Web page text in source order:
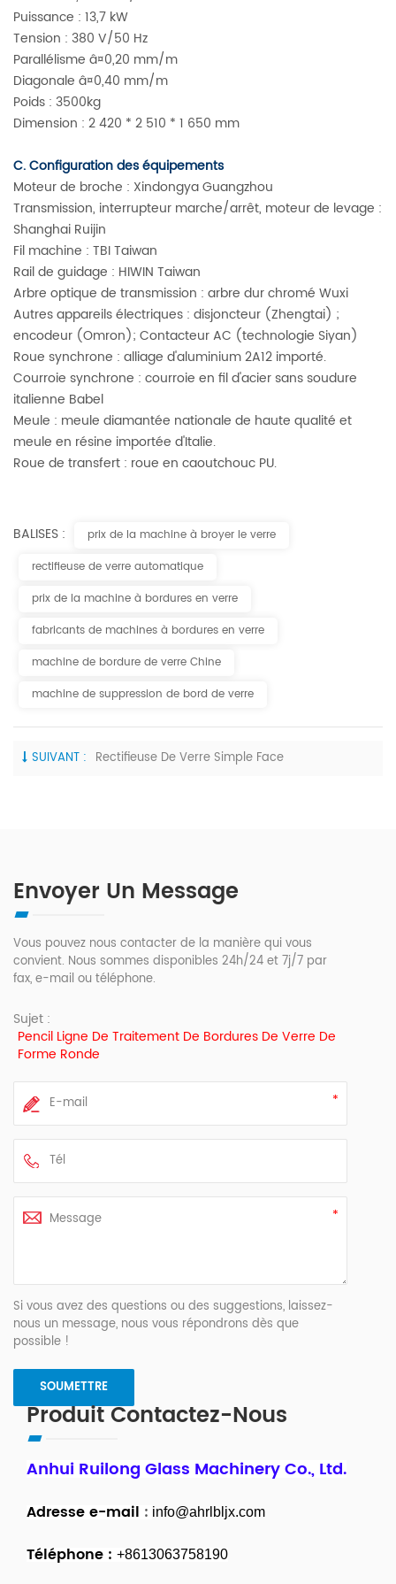
Puissance : 13,7 kW
Tension : 380 V/50 Hz
Parallélisme â¤0,20 mm/m
Diagonale â¤0,40 mm/m
Poids : 3500kg
Dimension : 2 420 * 2 510 * 1 650 mm
C. Configuration des équipements
Moteur de broche : Xindongya Guangzhou
Transmission, interrupteur marche/arrêt, moteur de levage :
Shanghai Ruijin
Fil machine : TBI Taiwan
Rail de guidage : HIWIN Taiwan
Arbre optique de transmission : arbre dur chromé Wuxi
Autres appareils électriques : disjoncteur (Zhengtai) ;
encodeur (Omron); Contacteur AC (technologie Siyan)
Roue synchrone : alliage d'aluminium 2A12 importé.
Courroie synchrone : courroie en fil d'acier sans soudure
italienne Babel
Meule : meule diamantée nationale de haute qualité et
meule en résine importée d'Italie.
Roue de transfert : roue en caoutchouc PU.
BALISES :
prix de la machine à broyer le verre
rectifieuse de verre automatique
prix de la machine à bordures en verre
fabricants de machines à bordures en verre
machine de bordure de verre Chine
machine de suppression de bord de verre
SUIVANT : Rectifieuse De Verre Simple Face
Envoyer Un Message
Vous pouvez nous contacter de la manière qui vous
convient. Nous sommes disponibles 24h/24 et 7j/7 par
fax, e-mail ou téléphone.
Sujet :
Pencil Ligne De Traitement De Bordures De Verre De
Forme Ronde
Si vous avez des questions ou des suggestions, laissez-
nous un message, nous vous répondrons dès que
possible !
Produit Contactez-Nous
Anhui Ruilong Glass Machinery Co., Ltd.
Adresse e-mail : info@ahrlbljx.com
Téléphone : +8613063758190